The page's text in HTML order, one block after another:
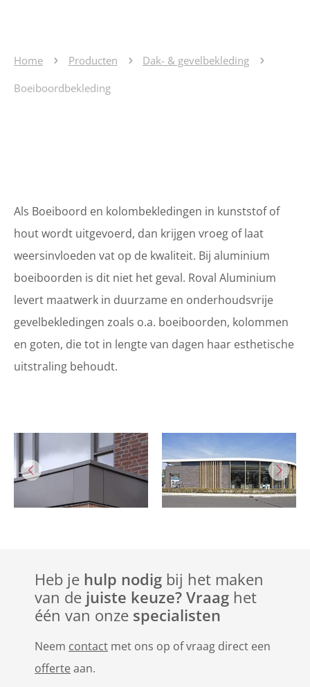
Home Producten Dak- & gevelbekleding
Boeiboordbekleding
Als Boeiboord en kolombekledingen in kunststof of
hout wordt uitgevoerd, dan krijgen vroeg of laat
weersinvloeden vat op de kwaliteit. Bij aluminium
boeiboorden is dit niet het geval. Roval Aluminium
levert maatwerk in duurzame en onderhoudsvrije
gevelbekledingen zoals o.a. boeiboorden, kolommen
en goten, die tot in lengte van dagen haar esthetische
uitstraling behoudt.
Heb je hulp nodig bij het maken
van de juiste keuze? Vraag het
één van onze specialisten
Neem contact met ons op of vraag direct een
offerteaan.